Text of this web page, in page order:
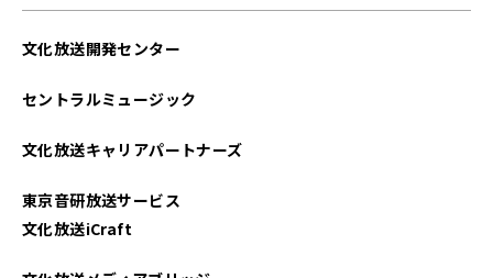
文化放送開発センター
セントラルミュージック
文化放送キャリアパートナーズ
東京音研放送サービス
文化放送iCraft